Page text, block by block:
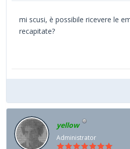
mi scusi, è possibile ricevere le
recapitate?
yellow
Administrator